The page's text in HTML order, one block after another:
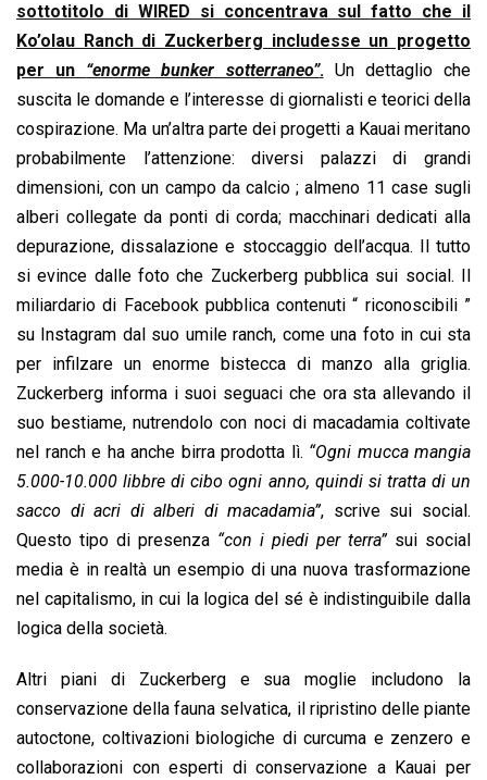
sottotitolo di WIRED si concentrava sul fatto che il
Ko’olau Ranch di Zuckerberg includesse un progetto
per un “enorme bunker sotterraneo”.Un dettaglio che
suscita le domande e l’interesse di giornalisti e teorici della
cospirazione. Ma un’altra parte dei progetti a Kauai meritano
probabilmente l’attenzione: diversi palazzi di grandi
dimensioni, con un campo da calcio ; almeno 11 case sugli
alberi collegate da ponti di corda; macchinari dedicati alla
depurazione, dissalazione e stoccaggio dell’acqua. Il tutto
si evince dalle foto che Zuckerberg pubblica sui social. Il
miliardario di Facebook pubblica contenuti “ riconoscibili ”
su Instagram dal suo umile ranch, come una foto in cui sta
per infilzare un enorme bistecca di manzo alla griglia.
Zuckerberg informa i suoi seguaci che ora sta allevando il
suo bestiame, nutrendolo con noci di macadamia coltivate
nel ranch e ha anche birra prodotta lì. “Ogni mucca mangia
5.000-10.000 libbre di cibo ogni anno, quindi si tratta di un
sacco di acri di alberi di macadamia”, scrive sui social.
Questo tipo di presenza “con i piedi per terra”sui social
media è in realtà un esempio di una nuova trasformazione
nel capitalismo, in cui la logica del sé è indistinguibile dalla
logica della società.
Altri piani di Zuckerberg e sua moglie includono la
conservazione della fauna selvatica, il ripristino delle piante
autoctone, coltivazioni biologiche di curcuma e zenzero e
collaborazioni con esperti di conservazione a Kauai per